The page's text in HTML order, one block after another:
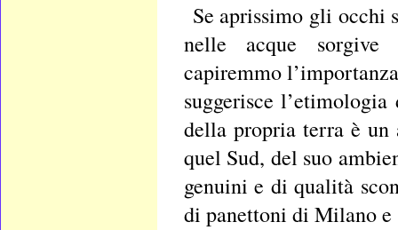
Se aprissimo gli occhi
nelle acque sorgive
capiremmo
suggerisce
della propria terra è
quel Sud, del suo
genuini e di qualità
di panettoni di Milano e